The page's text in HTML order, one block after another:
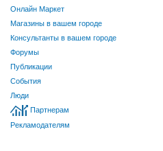
Онлайн Маркет
Магазины в вашем городе
Консультанты в вашем городе
Форумы
Публикации
События
Люди
Партнерам
Рекламодателям